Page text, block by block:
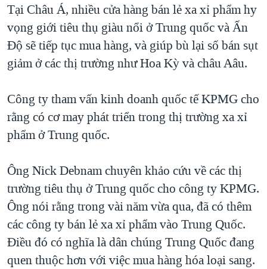
Tại Châu Á, nhiều cửa hàng bán lẻ xa xỉ phẩm hy
vọng giới tiêu thụ giàu nổi ở Trung quốc và Ấn
Độ sẽ tiếp tục mua hàng, và giúp bù lại số bán sụt
giảm ở các thị trường như Hoa Kỳ và châu Aâu.
Công ty tham vấn kinh doanh quốc tế KPMG cho
rằng có cơ may phát triển trong thị trường xa xỉ
phẩm ở Trung quốc.
Ông Nick Debnam chuyên khảo cứu về các thị
trường tiêu thụ ở Trung quốc cho công ty KPMG.
Ông nói rằng trong vài năm vừa qua, đã có thêm
các công ty bán lẻ xa xỉ phẩm vào Trung Quốc.
Điều đó có nghĩa là dân chúng Trung Quốc đang
quen thuộc hơn với việc mua hàng hóa loại sang.